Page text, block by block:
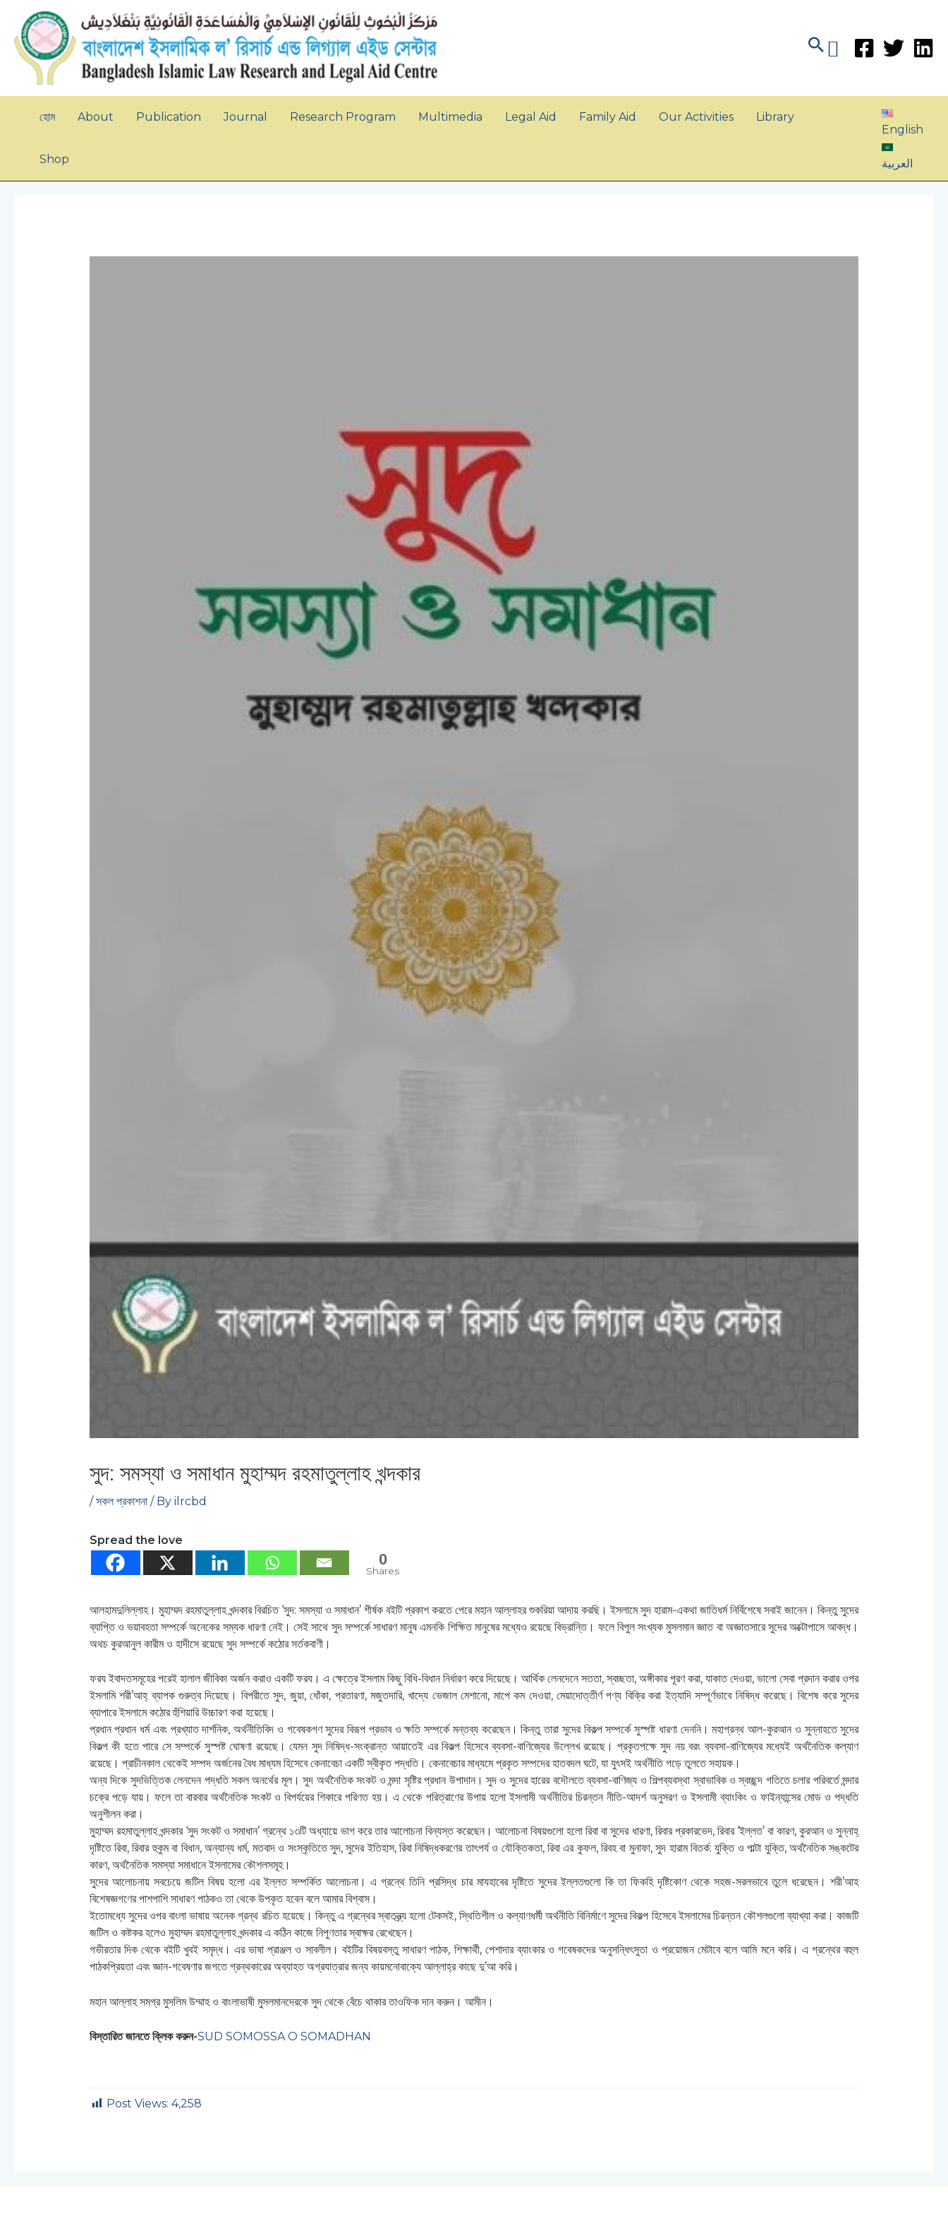
content
Search
হোম About Publication Journal Research Program Multimedia Legal Aid Family Aid Our Activities Library
Shop
English
العربية
সুদ: সমস্যা ও সমাধান মুহাম্মদ রহমাতুল্লাহ খন্দকার
/সকল প্রকাশনা/ By ilrcbd
Spread the love
0
Shares
আলহামদুলিল্লাহ। মুহাম্মদ রহমাতুল্লাহ খন্দকার বিরচিত ‘সুদ: সমস্যা ও সমাধান’ শীর্ষক বইটি প্রকাশ করতে পেরে মহান আল্লাহর শুকরিয়া আদায় করছি। ইসলামে সুদ হারাম-একথা জাতিধর্ম নির্বিশেষে সবাই জানেন। কিন্তু সুদের
ব্যাপ্তি ও ভয়াবহতা সম্পর্কে অনেকের সম্যক ধারণা নেই। সেই সাথে সুদ সম্পর্কে সাধারণ মানুষ এমনকি শিক্ষিত মানুষের মধ্যেও রয়েছে বিভ্রান্তি। ফলে বিপুল সংখ্যক মুসলমান জ্ঞাত বা অজ্ঞাতসারে সুদের অক্টোপাসে আবদ্ধ।
অথচ কুরআনুল কারীম ও হাদীসে রয়েছে সুদ সম্পর্কে কঠোর সর্তকবাণী।
ফরয ইবাদতসমূহের পরেই হালাল জীবিকা অর্জন করাও একটি ফরয। এ ক্ষেত্রে ইসলাম কিছু বিধি-বিধান নির্ধারণ করে দিয়েছে। আর্থিক লেনদেনে সততা, স্বচ্ছতা, অঙ্গীকার পূরণ করা, যাকাত দেওয়া, ভালো সেবা প্রদান করার ওপর
ইসলামি শরী’আহ্ ব্যাপক গুরুত্ব দিয়েছে। বিপরীতে সুদ, জুয়া, ধোঁকা, প্রতারণা, মজুতদারি, খাদ্যে ভেজাল মেশানো, মাপে কম দেওয়া, মেয়াদোত্তীর্ণ পণ্য বিক্রি করা ইত্যাদি সম্পূর্ণভাবে নিষিদ্ধ করেছে। বিশেষ করে সুদের
ব্যাপারে ইসলামে কঠোর হুঁশিয়ারি উচ্চারণ করা হয়েছে।
প্রধান প্রধান ধর্ম এবং প্রখ্যাত দার্শনিক, অর্থনীতিবিদ ও গবেষকগণ সুদের বিরূপ প্রভাব ও ক্ষতি সম্পর্কে মন্তব্য করেছেন। কিন্তু তারা সুদের বিকল্প সম্পর্কে সুস্পষ্ট ধারণা দেননি। মহাগ্রন্থ আল-কুরআন ও সুন্নাহতে সুদের
বিকল্প কী হতে পারে সে সম্পর্কে সুস্পষ্ট ঘোষণা রয়েছে। যেমন সুদ নিষিদ্ধ-সংক্রান্ত আয়াতেই এর বিকল্প হিসেবে ব্যবসা-বাণিজ্যের উল্লেখ রয়েছে। প্রকৃতপক্ষে সুদ নয় বরং ব্যবসা-বাণিজ্যের মধ্যেই অর্থনৈতিক কল্যাণ
রয়েছে। প্রাচীনকাল থেকেই সম্পদ অর্জনের বৈধ মাধ্যম হিসেবে কেনাবেচা একটি স্বীকৃত পদ্ধতি। কেনাবেচার মাধ্যমে প্রকৃত সম্পদের হাতবদল ঘটে, যা যুৎসই অর্থনীতি গড়ে তুলতে সহায়ক।
অন্য দিকে সুদভিত্তিক লেনদেন পদ্ধতি সকল অনর্থের মূল। সুদ অর্থনৈতিক সংকট ও মন্দা সৃষ্টির প্রধান উপাদান। সুদ ও সুদের হারের বদৌলতে ব্যবসা-বাণিজ্য ও শিল্পব্যবস্থা স্বাভাবিক ও স্বচ্ছন্দ গতিতে চলার পরিবর্তে মন্দার
চক্রে পড়ে যায়। ফলে তা বারবার অর্থনৈতিক সংকট ও বিপর্যয়ের শিকারে পরিণত হয়। এ থেকে পরিত্রাণের উপায় হলো ইসলামী অর্থনীতির চিরন্তন নীতি-আদর্শ অনুসরণ ও ইসলামী ব্যাংকিং ও ফাইন্যান্সের মোড ও পদ্ধতি
অনুশীলন করা।
মুহাম্মদ রহমাতুল্লাহ খন্দকার ‘সুদ সংকট ও সমাধান’ গ্রন্থে ১৩টি অধ্যায়ে ভাগ করে তার আলোচনা বিন্যস্ত করেছেন। আলোচনা বিষয়গুলো হলো রিবা বা সুদের ধারণা, রিবার প্রকারভেদ, রিবার ‘ইল্লত’ বা কারণ, কুরআন ও সুন্নাহ্
দৃষ্টিতে রিবা, রিবার হুকুম বা বিধান, অন্যান্য ধর্ম, মতবাদ ও সংস্কৃতিতে সুদ, সুদের ইতিহাস, রিবা নিষিদ্ধকরণের তাৎপর্য ও যৌক্তিকতা, রিবা এর কুফল, রিবহ বা মুনাফা, সুদ হারাম বিতর্ক: যুক্তি ও পাল্টা যুক্তি, অর্থনৈতিক সঙ্কটের
কারণ, অর্থনৈতিক সমস্যা সমাধানে ইসলামের কৌশলসমূহ।
সুদের আলোচনায় সবচেয়ে জটিল বিষয় হলো এর ইল্লত সম্পর্কিত আলোচনা। এ গ্রন্থে তিনি প্রসিদ্ধ চার মাযহাবের দৃষ্টিতে সুদের ইল্লতগুলো কি তা ফিকহি দৃষ্টিকোণ থেকে সহজ-সরলভাবে তুলে ধরেছেন। শরী’আহ
বিশেষজ্ঞগণের পাশপাশি সাধারণ পাঠকও তা থেকে উপকৃত হবেন বলে আমার বিশ্বাস।
ইতোমধ্যে সুদের ওপর বাংলা ভাষায় অনেক গ্রন্থ রচিত হয়েছে। কিন্তু এ গ্রন্থের স্বাতন্ত্র্য হলো টেকসই, স্থিতিশীল ও কল্যাণধর্মী অর্থনীতি বিনির্মাণে সুদের বিকল্প হিসেবে ইসলামের চিরন্তন কৌশলগুলো ব্যাখ্যা করা। কাজটি
জটিল ও কষ্টকর হলেও মুহাম্মদ রহমাতুল্লাহ খন্দকার এ কঠিন কাজে নিপুণতার স্বাক্ষর রেখেছেন।
গভীরতার দিক থেকে বইটি খুবই সমৃদ্ধ। এর ভাষা প্রাঞ্জল ও সাবলীল। বইটির বিষয়বস্তু সাধারণ পাঠক, শিক্ষার্থী, পেশাদার ব্যাংকার ও গবেষকদের অনুসন্ধিৎসুতা ও প্রয়োজন মেটাবে বলে আমি মনে করি। এ গ্রন্থের বহুল
পাঠকপ্রিয়তা এবং জ্ঞান-গবেষণার জগতে গ্রন্থকারের অব্যাহত অগ্রযাত্রার জন্য কায়মনোবাক্যে আল্লাহ্র কাছে দু’আ করি।
মহান আল্লাহ সমগ্র মুসলিম উম্মাহ ও বাংলাভাষী মুসলমানদেরকে সুদ থেকে বেঁচে থাকার তাওফিক দান করুন। আমীন।
বিস্তারিত জানতে ক্লিক করুন-SUD SOMOSSA O SOMADHAN
Post Views: 4,258